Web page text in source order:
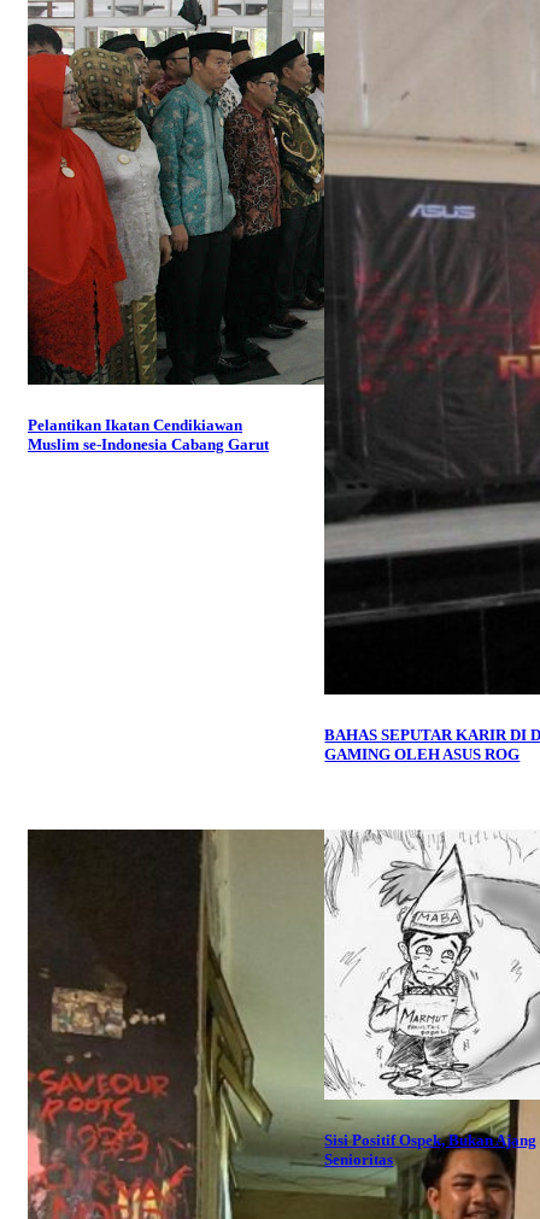
Pelantikan Ikatan Cendikiawan
Muslim se-Indonesia Cabang Garut
BAHAS SEPUTAR KARIR DI
GAMING OLEH ASUS ROG
Sisi Positif Ospek, Bukan Ajang
Senioritas